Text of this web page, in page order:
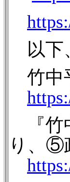
以下
竹中
『竹
り、⑤